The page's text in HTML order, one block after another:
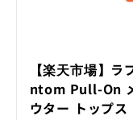
【楽天市場】
ntom Pull-On
ウター トップ